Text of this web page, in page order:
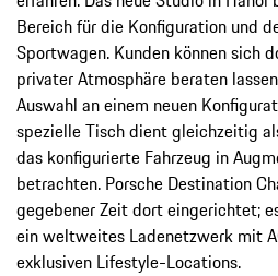
Bereich für die Konfiguration und
Sportwagen. Kunden können sich
privater Atmosphäre beraten
Auswahl an einem neuen
spezielle Tisch dient gleichzeitig
das konfigurierte Fahrzeug in
betrachten. Porsche Destination
gegebener Zeit dort eingerichtet;
ein weltweites Ladenetzwerk mit
exklusiven Lifestyle-Locations.